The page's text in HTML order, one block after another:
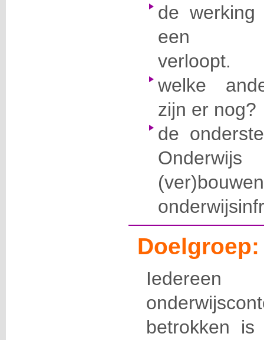
de
een
verloopt.
welke
zijn er nog?
de
Doelgroep:
betrokken